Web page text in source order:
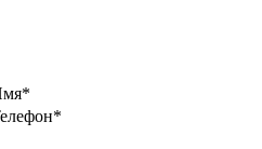
*
*